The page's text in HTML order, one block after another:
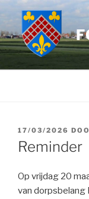
de
inhoud
GEPLAATST
OP
17/03/2026
Reminder
Op vrijdag 20
van dorpsbelang